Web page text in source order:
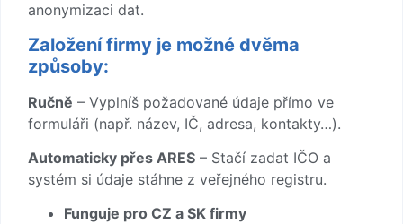
anonymizaci dat.
Založení firmy je možné dvěma
způsoby:
Ručně – Vyplníš požadované údaje přímo ve
formuláři (např. název, IČ, adresa, kontakty…).
Automaticky přes ARES – Stačí zadat IČO a
systém si údaje stáhne z veřejného registru.
Funguje pro CZ a SK firmy